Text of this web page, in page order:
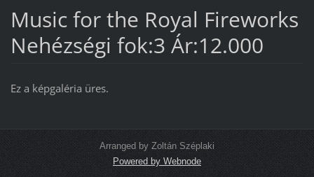
Music for the Royal Fireworks
Nehézségi fok:3 Ár:12.000
Ez a képgaléria üres.
Arranged by Zoltán Széplaki
Powered by Webnode